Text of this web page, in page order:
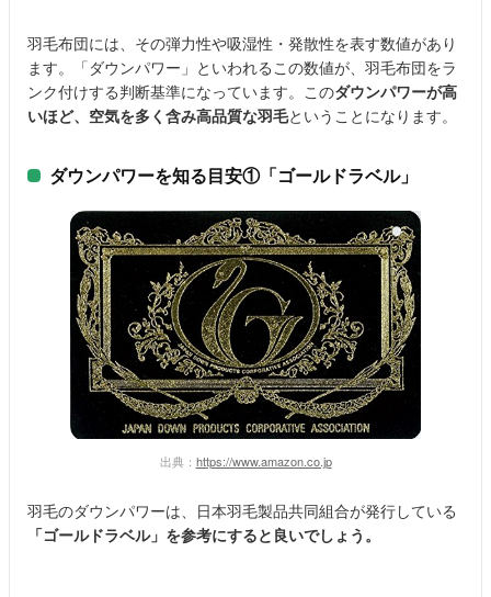
羽毛布団には、その弾力性や吸湿性・発散性を表す数値があり
ます。「ダウンパワー」といわれるこの数値が、羽毛布団をラ
ンク付けする判断基準になっています。このダウンパワーが高
いほど、空気を多く含み高品質な羽毛ということになります。
ダウンパワーを知る目安①「ゴールドラベル」
出典： https://www.amazon.co.jp
羽毛のダウンパワーは、日本羽毛製品共同組合が発行している
「ゴールドラベル」を参考にすると良いでしょう。